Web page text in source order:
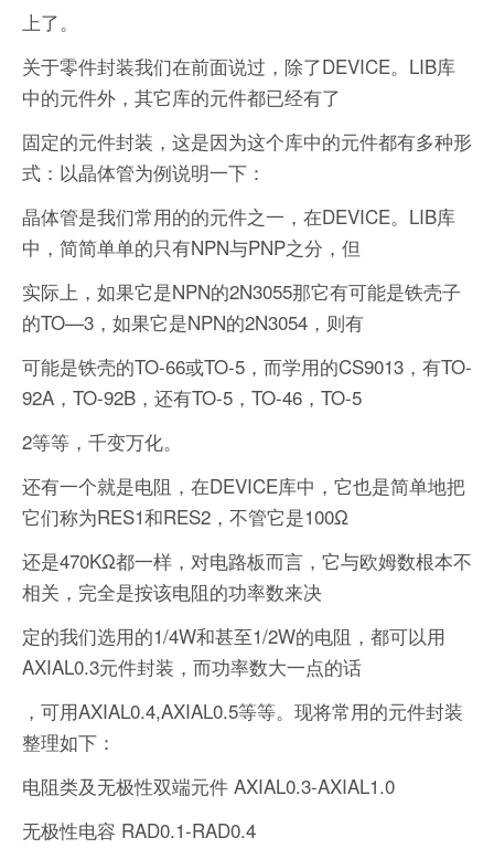
上了。
关于零件封装我们在前面说过，除了DEVICE。LIB库
中的元件外，其它库的元件都已经有了
固定的元件封装，这是因为这个库中的元件都有多种形
式：以晶体管为例说明一下：
晶体管是我们常用的的元件之一，在DEVICE。LIB库
中，简简单单的只有NPN与PNP之分，但
实际上，如果它是NPN的2N3055那它有可能是铁壳子
的TO—3，如果它是NPN的2N3054，则有
可能是铁壳的TO-66或TO-5，而学用的CS9013，有TO-
92A，TO-92B，还有TO-5，TO-46，TO-5
2等等，千变万化。
还有一个就是电阻，在DEVICE库中，它也是简单地把
它们称为RES1和RES2，不管它是100Ω
还是470KΩ都一样，对电路板而言，它与欧姆数根本不
相关，完全是按该电阻的功率数来决
定的我们选用的1/4W和甚至1/2W的电阻，都可以用
AXIAL0.3元件封装，而功率数大一点的话
，可用AXIAL0.4,AXIAL0.5等等。现将常用的元件封装
整理如下：
电阻类及无极性双端元件 AXIAL0.3-AXIAL1.0
无极性电容 RAD0.1-RAD0.4